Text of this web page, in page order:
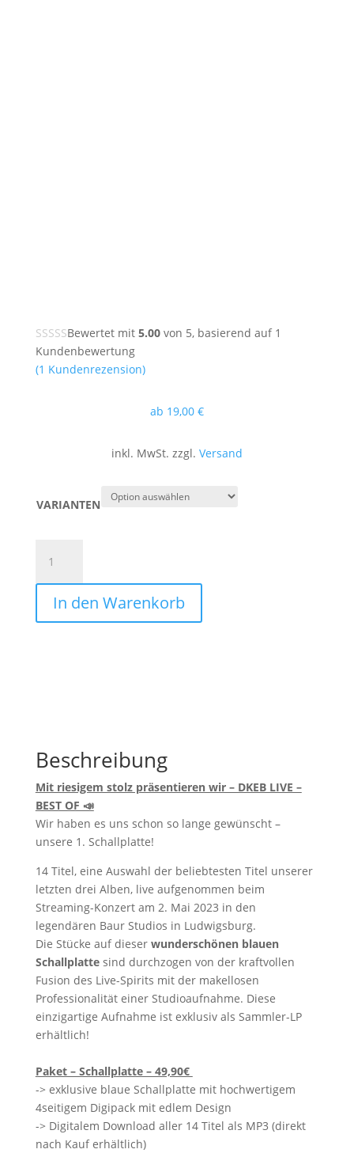
Bewertet mit 5.00von 5, basierend auf 1
Kundenbewertung
(1 Kundenrezension)
ab 19,00 €
inkl. MwSt. zzgl. Versand
VARIANTEN
LIVE
BEST
-
In den Warenkorb
Beschreibung
Mit riesigem stolz präsentieren wir – DKEB LIVE –
BEST OF 📣
Wir haben es uns schon so lange gewünscht –
unsere 1. Schallplatte!
14 Titel, eine Auswahl der beliebtesten Titel unserer
letzten drei Alben,live aufgenommen beim
Streaming-Konzert am 2. Mai 2023 in den
legendären Baur Studios in Ludwigsburg.
Die Stücke auf dieser wunderschönen blauen
Schallplatte sind durchzogen von der kraftvollen
Fusion des Live-Spirits mit der makellosen
Professionalität einer Studioaufnahme. Diese
einzigartige Aufnahme ist exklusiv als Sammler-LP
erhältlich!
Paket – Schallplatte – 49,90€
-> exklusive blaue Schallplatte mit hochwertigem
4seitigem Digipack mit edlem Design
-> Digitalem Download aller 14 Titel als MP3 (direkt
nach Kauf erhältlich)